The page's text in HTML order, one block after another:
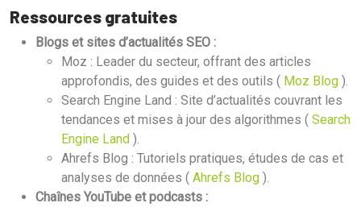
Ressources gratuites
Blogs et sites d’actualités SEO :
Moz : Leader du secteur, offrant des articles
approfondis, des guides et des outils ( Moz Blog ).
Search Engine Land : Site d’actualités couvrant les
tendances et mises à jour des algorithmes ( Search
Engine Land ).
Ahrefs Blog : Tutoriels pratiques, études de cas et
analyses de données ( Ahrefs Blog ).
Chaînes YouTube et podcasts :